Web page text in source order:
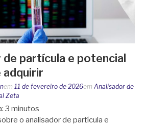
de partícula e potencial
adquirir
em 11 de fevereiro de 2026em Analisador de
Zeta
3 minutos
o analisador de partícula e